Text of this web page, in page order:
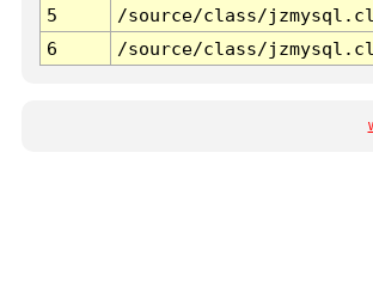
5
/source/class/
6
/source/class/